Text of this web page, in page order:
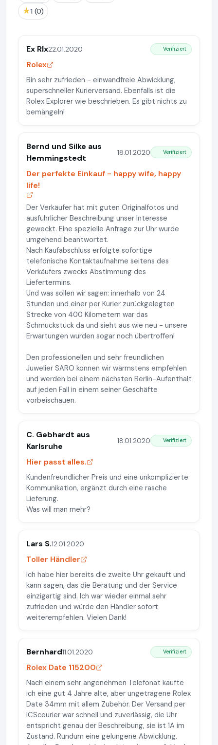
★ 1 (0)
Ex Rlx22.01.2020 Verifiziert
Rolex
Bin sehr zufrieden - einwandfreie Abwicklung,
superschneller Kurierversand. Ebenfalls ist die
Rolex Explorer wie beschrieben. Es gibt nichts zu
bemängeln!
Bernd und Silke aus
Hemmingstedt
18.01.2020 Verifiziert
Der perfekte Einkauf - happy wife, happy
life!
Der Verkäufer hat mit guten Originalfotos und
ausführlicher Beschreibung unser Interesse
geweckt. Eine spezielle Anfrage zur Uhr wurde
umgehend beantwortet.
Nach Kaufabschluss erfolgte sofortige
telefonische Kontaktaufnahme seitens des
Verkäufers zwecks Abstimmung des
Liefertermins.
Und was sollen wir sagen: innerhalb von 24
Stunden und einer per Kurier zurückgelegten
Strecke von 400 Kilometern war das
Schmuckstück da und sieht aus wie neu - unsere
Erwartungen wurden sogar noch übertroffen!
Den professionellen und sehr freundlichen
Juwelier SARO können wir wärmstens empfehlen
und werden bei einem nächsten Berlin-Aufenthalt
auf jeden Fall in einem seiner Geschäfte
vorbeischauen.
C. Gebhardt aus
Karlsruhe
18.01.2020 Verifiziert
Hier passt alles.
Kundenfreundlicher Preis und eine unkomplizierte
Kommunikation, ergänzt durch eine rasche
Lieferung.
Was will man mehr?
Lars S.12.01.2020
Toller Händler
Ich habe hier bereits die zweite Uhr gekauft und
kann sagen, das die Beratung und der Service
einzigartig sind. Ich war wieder einmal sehr
zufrieden und würde den Händler sofort
weiterempfehlen. Vielen Dank!
Bernhard11.01.2020 Verifiziert
Rolex Date 115200
Nach einem sehr angenehmen Telefonat kaufte
ich eine gut 4 Jahre alte, aber ungetragene Rolex
Date 34mm mit allem Zubehör. Der Versand per
ICScourier war schnell und zuverlässig, die Uhr
entspricht genau der Beschreibung, sie ist 1A im
Zustand. Rundum eine gelungene Abwicklung,